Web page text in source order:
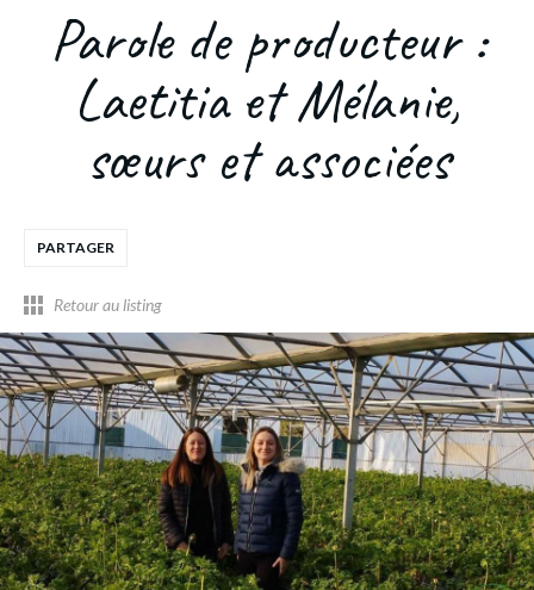
Parole de producteur :
Laetitia et Mélanie,
sœurs et associées
Retour au listing